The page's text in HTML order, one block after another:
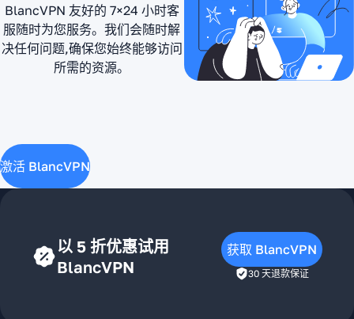
禁的话,它也
能满足在线
游戏的需
求……
客服人员会
在 5 分钟内
回复,没有那
和真人对话
的机器人。
最佳的VPN
服务。运行
稳定快速,支
持团队始终
在线,随时准
问题
出色且稳
定的
VPN
选择,并检查
国家的服务
器种类繁多,
使其成为一
BlancVPN 友好的 7×24 小时客
服随时为您服务。我们会随时解
决任何问题,确保您始终能够访问
所需的资源。
激活 BlancVPN
以 5 折优惠试用
BlancVPN
获取 BlancVPN
30 天退款保证